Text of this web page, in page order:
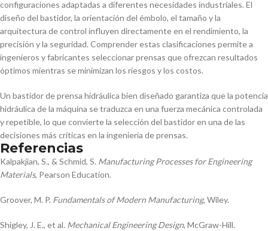
configuraciones adaptadas a diferentes necesidades industriales. El
diseño del bastidor, la orientación del émbolo, el tamaño y la
arquitectura de control influyen directamente en el rendimiento, la
precisión y la seguridad. Comprender estas clasificaciones permite a
ingenieros y fabricantes seleccionar prensas que ofrezcan resultados
óptimos mientras se minimizan los riesgos y los costos.
Un bastidor de prensa hidráulica bien diseñado garantiza que la potencia
hidráulica de la máquina se traduzca en una fuerza mecánica controlada
y repetible, lo que convierte la selección del bastidor en una de las
decisiones más críticas en la ingeniería de prensas.
Referencias
Kalpakjian, S., & Schmid, S. Manufacturing Processes for Engineering
Materials, Pearson Education.
Groover, M. P. Fundamentals of Modern Manufacturing, Wiley.
Shigley, J. E., et al. Mechanical Engineering Design, McGraw-Hill.